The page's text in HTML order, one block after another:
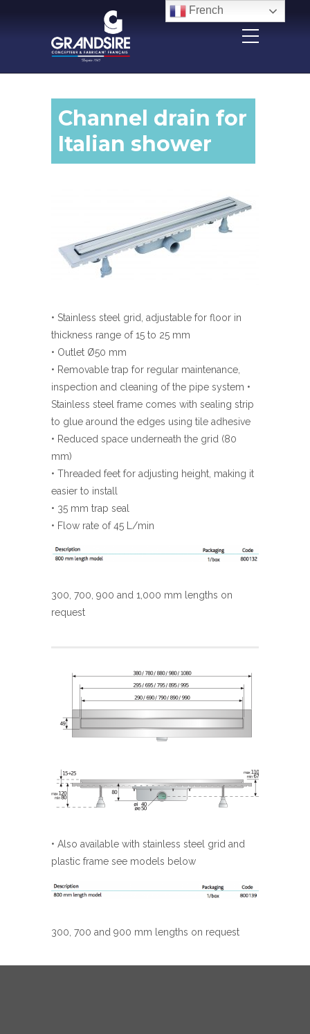
Channel drain for
Italian shower
• Stainless steel grid, adjustable for floor in
thickness range of 15 to 25 mm
• Outlet Ø50 mm
• Removable trap for regular maintenance,
inspection and cleaning of the pipe system •
Stainless steel frame comes with sealing strip
to glue around the edges using tile adhesive
• Reduced space underneath the grid (80
mm)
• Threaded feet for adjusting height, making it
easier to install
• 35 mm trap seal
• Flow rate of 45 L/min
300, 700, 900 and 1,000 mm lengths on
request
• Also available with stainless steel grid and
plastic frame see models below
300, 700 and 900 mm lengths on request
French